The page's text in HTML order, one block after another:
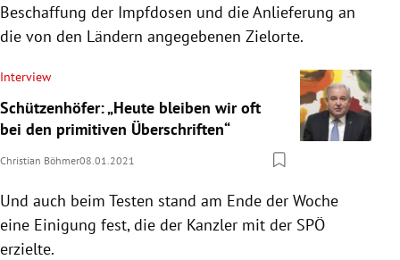
Beschaffung der Impfdosen und die Anlieferung an
die von den Ländern angegebenen Zielorte.
Interview
Schützenhöfer: „Heute bleiben wir oft
bei den primitiven Überschriften“
Christian Böhmer08.01.2021
Und auch beim Testen stand am Ende der Woche
eine Einigung fest, die der Kanzler mit der SPÖ
erzielte.